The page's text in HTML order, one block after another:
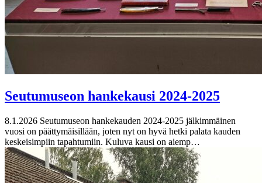
Seutumuseon hankekausi 2024-2025
8.1.2026 Seutumuseon hankekauden 2024-2025 jälkimmäinen
vuosi on päättymäisillään, joten nyt on hyvä hetki palata kauden
keskeisimpiin tapahtumiin. Kuluva kausi on aiemp…